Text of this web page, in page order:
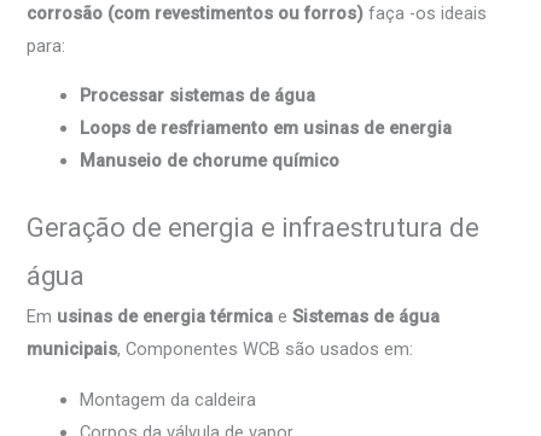
corrosão (com revestimentos ou forros) faça -os ideais
para:
Processar sistemas de água
Loops de resfriamento em usinas de energia
Manuseio de chorume químico
Geração de energia e infraestrutura de
água
Em usinas de energia térmica eSistemas de água
municipais, Componentes WCB são usados ​​em:
Montagem da caldeira